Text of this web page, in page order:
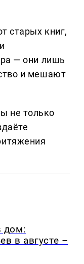
старых книг,
— они лишь
и мешают
не только
дом:
в августе –